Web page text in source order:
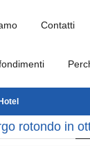
Contatti
rotondo in